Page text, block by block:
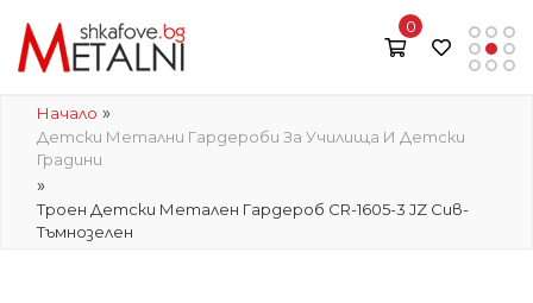
0
Начало »
Детски Метални Гардероби За Училища И Детски
Градини
»
Троен Детски Метален Гардероб CR-1605-3 JZ Сив-
Тъмнозелен